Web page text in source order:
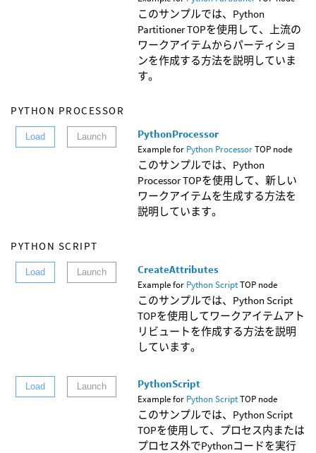
このサンプルでは、Python
Partitioner TOPを使用して、上流の
ワークアイテムからパーティショ
ンを作成する方法を説明していま
す。
PYTHON PROCESSOR
Load Launch PythonProcessor
Example for Python ProcessorTOP node
このサンプルでは、Python
Processor TOPを使用して、新しい
ワークアイテムを生成する方法を
説明しています。
PYTHON SCRIPT
Load Launch CreateAttributes
Example for Python ScriptTOP node
このサンプルでは、Python Script
TOPを使用してワークアイテムアト
リビュートを作成する方法を説明
しています。
Load Launch PythonScript
Example for Python ScriptTOP node
このサンプルでは、Python Script
TOPを使用して、プロセス内または
プロセス外でPythonコードを実行